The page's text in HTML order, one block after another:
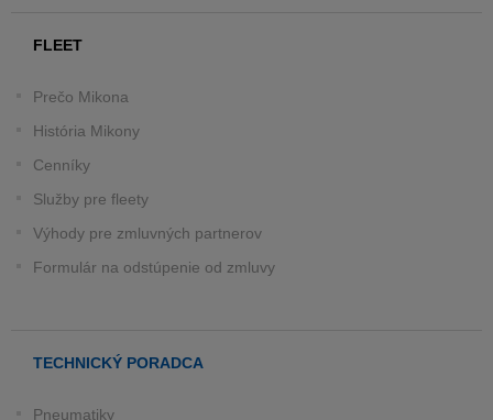
FLEET
Prečo Mikona
História Mikony
Cenníky
Služby pre fleety
Výhody pre zmluvných partnerov
Formulár na odstúpenie od zmluvy
TECHNICKÝ PORADCA
Pneumatiky